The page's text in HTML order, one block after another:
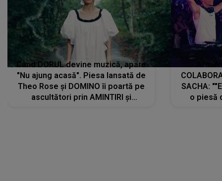
Când DORUL devine muzică, apare
"Nu ajung acasă". Piesa lansată de
Theo Rose și DOMINO îi poartă pe
ascultători prin AMINTIRI și
SACHA:
o piesă